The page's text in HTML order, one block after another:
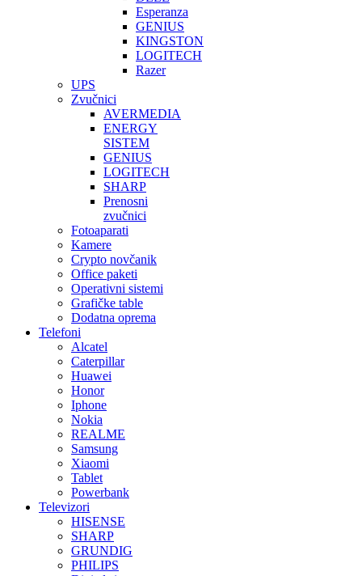
Esperanza
GENIUS
KINGSTON
LOGITECH
Razer
UPS
Zvučnici
AVERMEDIA
ENERGY
SISTEM
GENIUS
LOGITECH
SHARP
Prenosni
zvučnici
Fotoaparati
Kamere
Crypto novčanik
Office paketi
Operativni sistemi
Grafičke table
Dodatna oprema
Telefoni
Alcatel
Caterpillar
Huawei
Honor
Iphone
Nokia
REALME
Samsung
Xiaomi
Tablet
Powerbank
Televizori
HISENSE
SHARP
GRUNDIG
PHILIPS